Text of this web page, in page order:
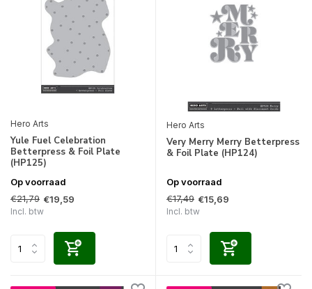
Hero Arts
Yule Fuel Celebration
Betterpress & Foil Plate
(HP125)
Op voorraad
€21,79 €19,59
Incl. btw
Hero Arts
Very Merry Merry Betterpress
& Foil Plate (HP124)
Op voorraad
€17,49 €15,69
Incl. btw